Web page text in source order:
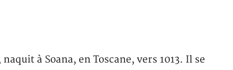
à Soana, en Toscane, vers 1013. Il se